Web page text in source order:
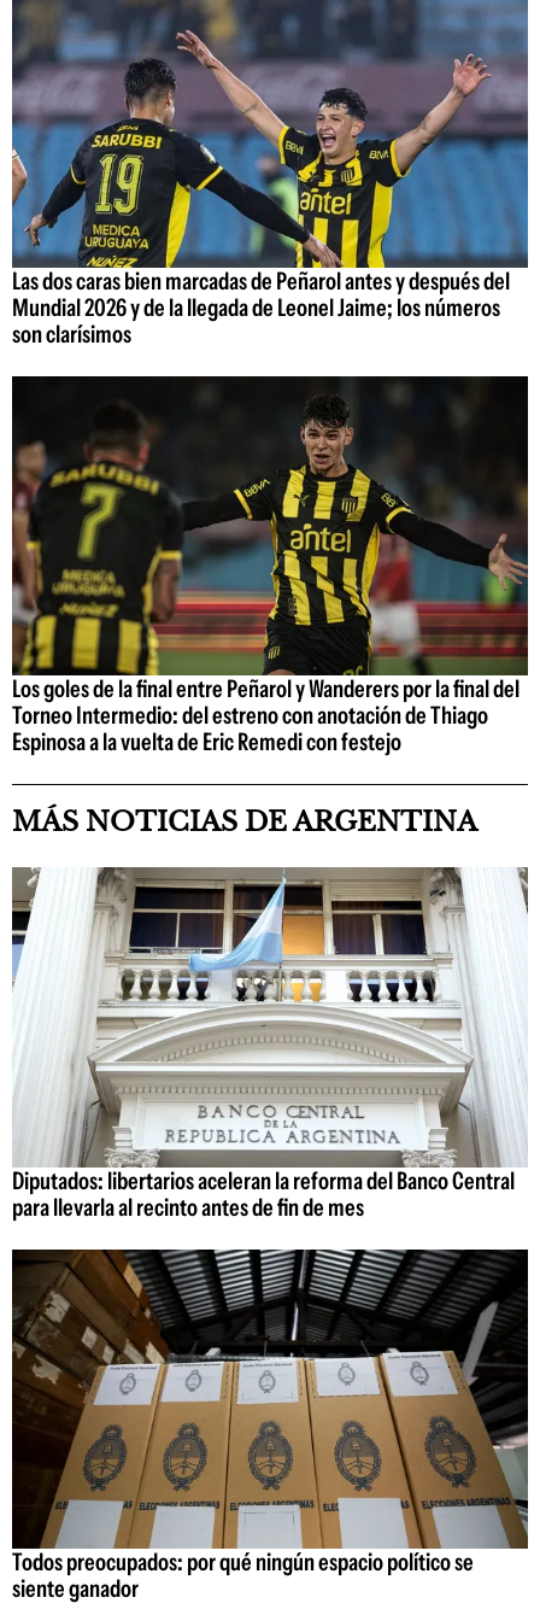
Las dos caras bien marcadas de Peñarol antes y después del
Mundial 2026 y de la llegada de Leonel Jaime; los números
son clarísimos
Los goles de la final entre Peñarol y Wanderers por la final del
Torneo Intermedio: del estreno con anotación de Thiago
Espinosa a la vuelta de Eric Remedi con festejo
MÁS NOTICIAS DE ARGENTINA
Diputados: libertarios aceleran la reforma del Banco Central
para llevarla al recinto antes de fin de mes
Todos preocupados: por qué ningún espacio político se
siente ganador